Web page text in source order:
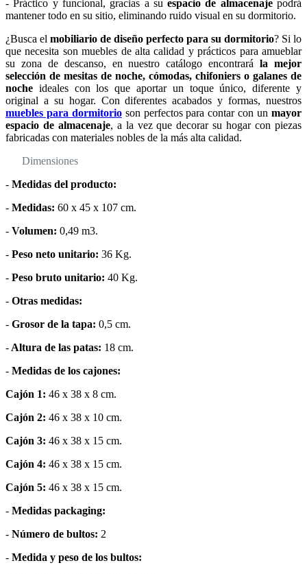
- Práctico y funcional, gracias a suespacio de almacenajepodrá
mantener todo en su sitio, eliminando ruido visual en su dormitorio.
¿Busca el mobiliario de diseño perfecto para su dormitorio? Si lo
que necesita son muebles de alta calidad y prácticos para amueblar
su zona de descanso, en nuestro catálogo encontrarála mejor
selección de mesitas de noche, cómodas, chifoniers o galanes de
noche ideales con los que aportar un toque único, diferente y
original a su hogar. Con diferentes acabados y formas, nuestros
muebles para dormitorioson perfectos para contar con unmayor
espacio de almacenaje, a la vez que decorar su hogar con piezas
fabricadas con materiales nobles de la más alta calidad.
Dimensiones
- Medidas del producto:
- Medidas: 60 x 45 x 107 cm.
- Volumen: 0,49 m3.
- Peso neto unitario: 36 Kg.
- Peso bruto unitario: 40 Kg.
- Otras medidas:
- Grosor de la tapa: 0,5 cm.
- Altura de las patas: 18 cm.
- Medidas de los cajones:
Cajón 1: 46 x 38 x 8 cm.
Cajón 2: 46 x 38 x 10 cm.
Cajón 3: 46 x 38 x 15 cm.
Cajón 4: 46 x 38 x 15 cm.
Cajón 5: 46 x 38 x 15 cm.
- Medidas packaging:
- Número de bultos: 2
- Medida y peso de los bultos: